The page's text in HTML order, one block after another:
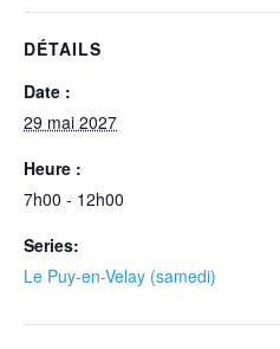
DÉTAILS
Date :
29 mai 2027
Heure :
7h00 - 12h00
Series:
Le Puy-en-Velay (samedi)